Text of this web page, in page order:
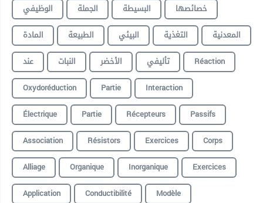
الوظيفي
الجملة البسيطة
خصائصها
المادة
الطبيعة البيئي التغذية
المعدنية
عند
النبات الأخضر تأليفي
Réaction
Oxydoréduction
Partie
Interaction
Électrique
Partie Récepteurs
Passifs
Association
Résistors Exercices
Corps
Alliage
Organique Inorganique
Exercices
Application
Conductibilité
Modèle